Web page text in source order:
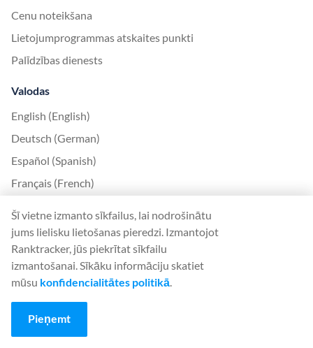
Cenu noteikšana
Lietojumprogrammas atskaites punkti
Palīdzības dienests
Valodas
English (English)
Deutsch (German)
Español (Spanish)
Français (French)
日本語 (Japanese)
Nederlands (Nederlands)
Polski (Polish)
Svenska (Swedish)
Türkçe (Turkish)
Šī vietne izmanto sīkfailus, lai nodrošinātu
jums lielisku lietošanas pieredzi. Izmantojot
Ranktracker, jūs piekrītat sīkfailu
izmantošanai. Sīkāku informāciju skatiet
mūsu konfidencialitātes politikā.
Pieņemt